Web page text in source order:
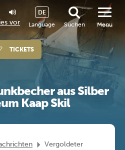
vor Language
DE
Suchen
TICKETS
Menu
aus Silber
Kaap Skil
Vergoldeter